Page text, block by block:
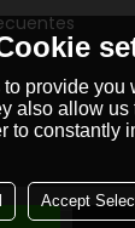
provide you
also allow us
to constantly
Accept